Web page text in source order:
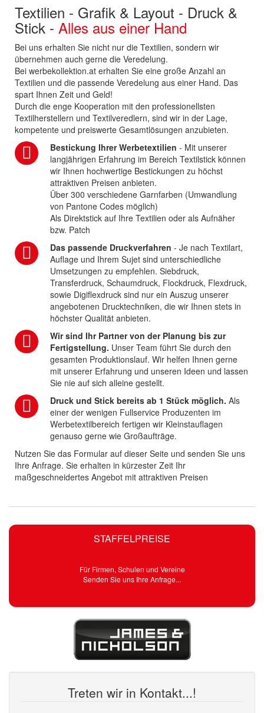
STAFFELPREISE
Für Firmen, Schulen und Vereine
Senden Sie uns Ihre Anfrage...
Treten wir in Kontakt...!
Textilien - Grafik & Layout - Druck &
Stick - Alles aus einer Hand
Bei uns erhalten Sie nicht nur die Textilien, sondern wir
übernehmen auch gerne die Veredelung.
Bei werbekollektion.at erhalten Sie eine große Anzahl an
Textilien und die passende Veredelung aus einer Hand. Das
spart Ihnen Zeit und Geld!
Durch die enge Kooperation mit den professionellsten
Textilherstellern und Textilveredlern, sind wir in der Lage,
kompetente und preiswerte Gesamtlösungen anzubieten.
Bestickung Ihrer Werbetextilien - Mit unserer
langjährigen Erfahrung im Bereich Textilstick können
wir Ihnen hochwertige Bestickungen zu höchst
attraktiven Preisen anbieten.
Über 300 verschiedene Garnfarben (Umwandlung
von Pantone Codes möglich)
Als Direktstick auf Ihre Textilien oder als Aufnäher
bzw. Patch
Das passende Druckverfahren - Je nach Textilart,
Auflage und Ihrem Sujet sind unterschiedliche
Umsetzungen zu empfehlen. Siebdruck,
Transferdruck, Schaumdruck, Flockdruck, Flexdruck,
sowie Digiflexdruck sind nur ein Auszug unserer
angebotenen Drucktechniken, die wir Ihnen stets in
höchster Qualität anbieten.
Wir sind Ihr Partner von der Planung bis zur
Fertigstellung. Unser Team führt Sie durch den
gesamten Produktionslauf. Wir helfen Ihnen gerne
mit unserer Erfahrung und unseren Ideen und lassen
Sie nie auf sich alleine gestellt.
Druck und Stick bereits ab 1 Stück möglich. Als
einer der wenigen Fullservice Produzenten im
Werbetextilbereich fertigen wir Kleinstauflagen
genauso gerne wie Großaufträge.
Nutzen Sie das Formular auf dieser Seite und senden Sie uns
Ihre Anfrage. Sie erhalten in kürzester Zeit Ihr
maßgeschneidertes Angebot mit attraktiven Preisen